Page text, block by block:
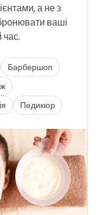
а не з
ваші
час.
Барбершоп
Педикюр